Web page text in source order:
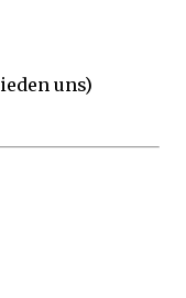
uns)